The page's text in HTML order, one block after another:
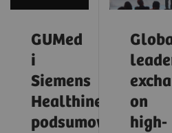
GUMed
i
Siemens
Healthineers
podsumowały
on
high-